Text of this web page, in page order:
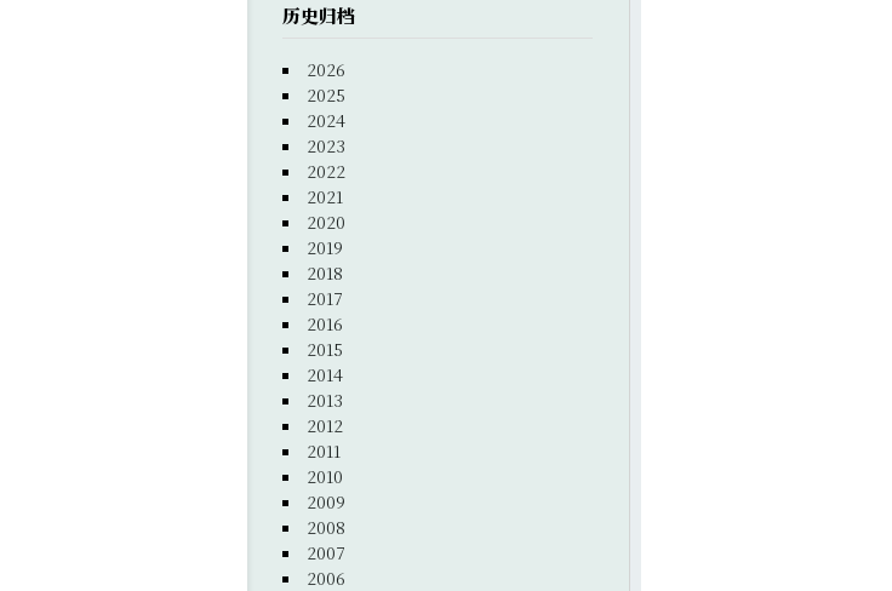
历史归档
2026
2025
2024
2023
2022
2021
2020
2019
2018
2017
2016
2015
2014
2013
2012
2011
2010
2009
2008
2007
2006